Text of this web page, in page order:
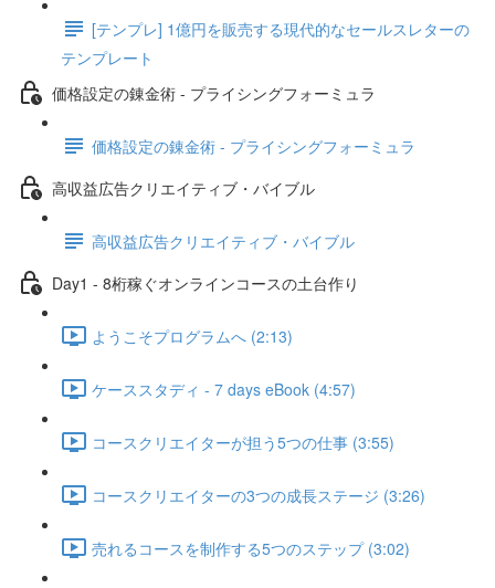
[テンプレ] 1億円を販売する現代的なセールスレターの
テンプレート
価格設定の錬金術 - プライシングフォーミュラ
価格設定の錬金術 - プライシングフォーミュラ
高収益広告クリエイティブ・バイブル
高収益広告クリエイティブ・バイブル
Day1 - 8桁稼ぐオンラインコースの土台作り
ようこそプログラムへ (2:13)
ケーススタディ - 7 days eBook (4:57)
コースクリエイターが担う5つの仕事 (3:55)
コースクリエイターの3つの成長ステージ (3:26)
売れるコースを制作する5つのステップ (3:02)